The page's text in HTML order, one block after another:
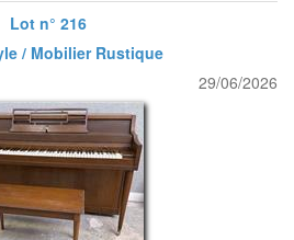
Lot n° 216
/ Mobilier Rustique
29/06/2026